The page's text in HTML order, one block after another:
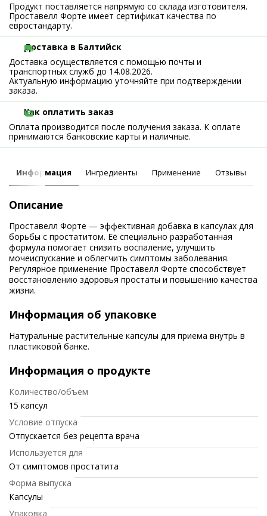
Продукт поставляется напрямую со склада изготовителя.
Проставелл Форте имеет сертификат качества по
евростандарту.
Доставка в Балтийск
Доставка осуществляется с помощью почты и
транспортных служб до 14.08.2026.
Актуальную информацию уточняйте при подтверждении
заказа.
Как оплатить заказ
Оплата производится после получения заказа. К оплате
принимаются банковские карты и наличные.
Информация Ингредиенты Применение Отзывы
Описание
Проставелл Форте — эффективная добавка в капсулах для
борьбы с простатитом. Её специально разработанная
формула помогает снизить воспаление, улучшить
мочеиспускание и облегчить симптомы заболевания.
Регулярное применение Проставелл Форте способствует
восстановлению здоровья простаты и повышению качества
жизни.
Информация об упаковке
Натуральные растительные капсулы для приема внутрь в
пластиковой банке.
Информация о продукте
Количество/объем
15 капсул
Условие отпуска
Отпускается без рецепта врача
Используется для
От симптомов простатита
Форма выпуска
Капсулы
Упаковка